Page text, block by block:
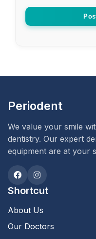
Periodent
We value your smile
dentistry. Our expert
equipment are at your
Shortcut
About Us
Our Doctors